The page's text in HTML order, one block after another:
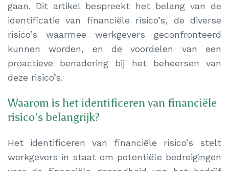
gaan. Dit artikel bespreekt het belang van de
identificatie van financiële risico’s, de diverse
risico’s waarmee werkgevers geconfronteerd
kunnen worden, en de voordelen van een
proactieve benadering bij het beheersen van
deze risico’s.
Waarom is het identificeren van financiële
risico’s belangrijk?
Het identificeren van financiële risico’s stelt
werkgevers in staat om potentiële bedreigingen